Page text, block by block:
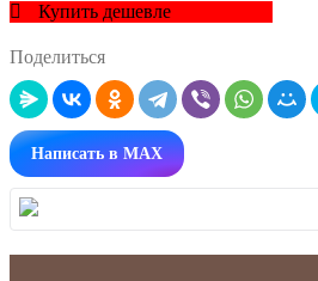
Купить дешевле
Поделиться
Написать в MAX